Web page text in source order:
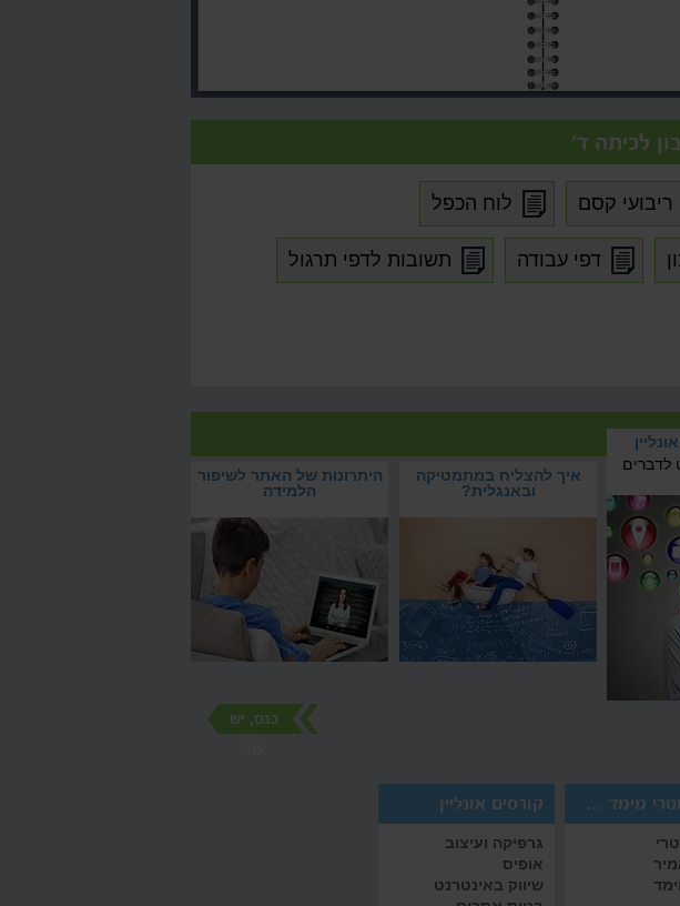
לכיתה ד'
ריבועי קסם לוח הכפל
דפי עבודה תשובות לדפי תרגול
היתרונות של האתר לשיפור
איך להצליח במתמטיקה
למה כדאי ללמוד
הזמן לנצל את האינטרנט לדברים
החשובים באמת
כנס, יש
פסיכומטרי מימד אמיר/ם קורסים אונליין
גרפיקה ועיצוב
אופיס
שיווק באינטרנט